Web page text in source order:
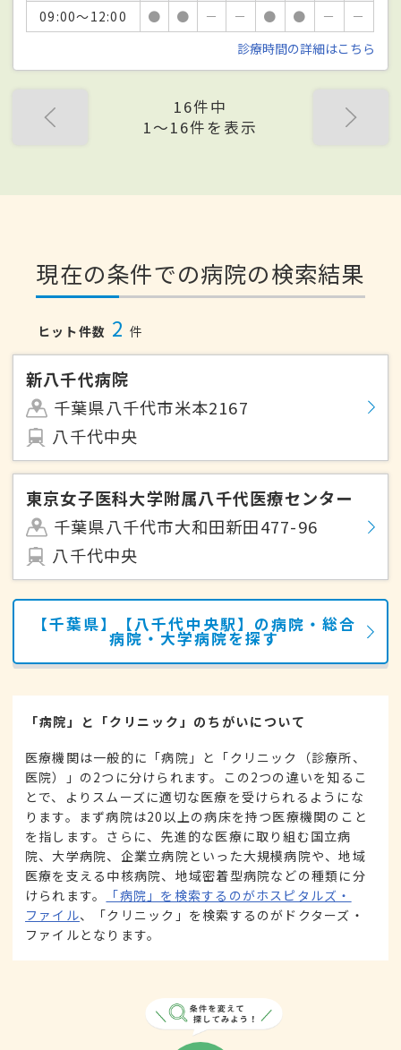
09:00～12:00 ● ● － － ● ● －
－
診療時間の詳細はこちら
16件中
1〜16件を表示
現在の条件での病院の検索結果
ヒット件数 2 件
新八千代病院
千葉県八千代市米本2167
八千代中央
東京女子医科大学附属八千代医療センター
千葉県八千代市大和田新田477-96
八千代中央
【千葉県】【八千代中央駅】の病院・総合
病院・大学病院を探す
「病院」と「クリニック」のちがいについて
医療機関は一般的に「病院」と「クリニック（診療所、
医院）」の2つに分けられます。この2つの違いを知るこ
とで、よりスムーズに適切な医療を受けられるようにな
ります。まず病院は20以上の病床を持つ医療機関のこと
を指します。さらに、先進的な医療に取り組む国立病
院、大学病院、企業立病院といった大規模病院や、地域
医療を支える中核病院、地域密着型病院などの種類に分
けられます。
「病院」を検索するのがホスピタルズ・
ファイル、「クリニック」を検索するのがドクターズ・
ファイルとなります。